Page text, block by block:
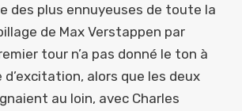
des plus ennuyeuses de toute la
de Max Verstappen par
tour n’a pas donné le ton à
d’excitation, alors que les deux
au loin, avec Charles